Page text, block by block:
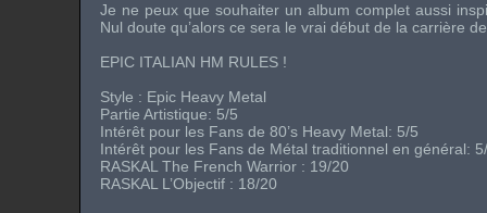
Je ne peux que souhaiter un album complet aussi
Nul doute qu’alors ce sera le vrai début de la carrière
EPIC ITALIAN HM RULES !
Style : Epic Heavy Metal
Partie Artistique: 5/5
Intérêt pour les Fans de 80’s Heavy Metal: 5/5
Intérêt pour les Fans de Métal traditionnel en général:
RASKAL The French Warrior : 19/20
RASKAL L’Objectif : 18/20